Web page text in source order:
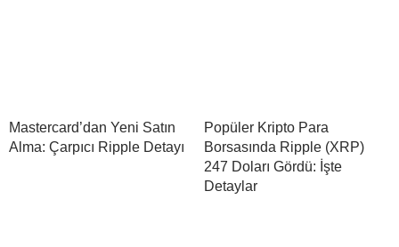
Mastercard’dan Yeni Satın
Alma: Çarpıcı Ripple Detayı
Popüler Kripto Para
Borsasında Ripple (XRP)
247 Doları Gördü: İşte
Detaylar